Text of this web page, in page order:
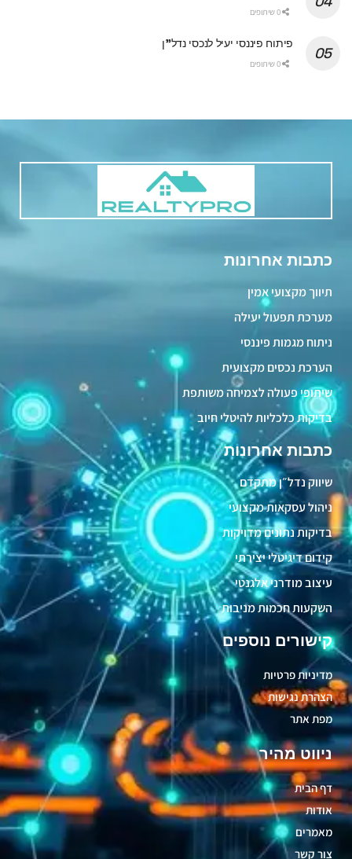
פיתוח פיננסי יעיל לנכסי נדל"ן
ניווט מהיר
דף הבית
אודות
מאמרים
צור קשר
קישורים נוספים
מדיניות פרטיות
הצהרת נגישות
מפת אתר
כתבות אחרונות
שיווק נדל״ן מתקדם
ניהול עסקאות מקצועי
בדיקות נתונים מדויקות
קידום דיגיטלי יצירתי
עיצוב מודרני אלגנטי
השקעות חכמות מניבות
כתבות אחרונות
תיווך מקצועי אמין
מערכת תפעול יעילה
ניתוח מגמות פיננסי
הערכת נכסים מקצועית
שיתופי פעולה לצמיחה משותפת
בדיקות כלכליות להיטלי חיוב